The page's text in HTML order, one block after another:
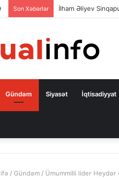
Son Xəbərlər İlham Əliyev
Gündəm Siyasət İqtisadiyyat
/ Gündəm / Ümummilli lider Heydər